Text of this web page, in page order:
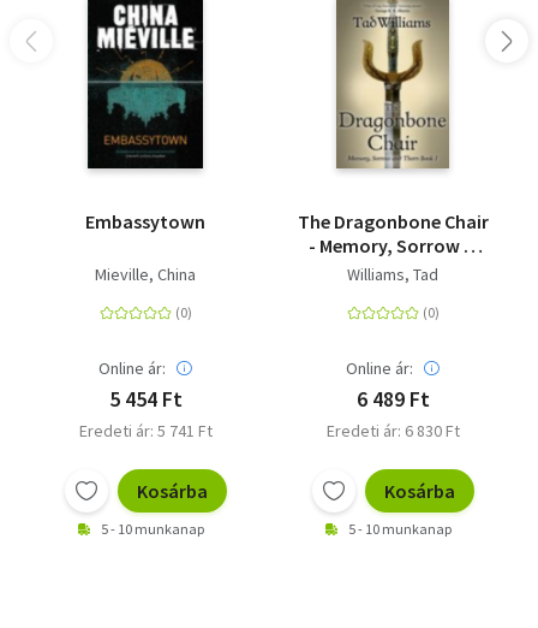
Embassytown
Mieville, China
Online ár:
5 454 Ft
Eredeti ár: 5 741 Ft
Kosárba
5 - 10 munkanap
The Dragonbone Chair
- Memory, Sorrow &
Thorn Book 1
Williams, Tad
Online ár:
6 489 Ft
Eredeti ár: 6 830 Ft
Kosárba
5 - 10 munkanap